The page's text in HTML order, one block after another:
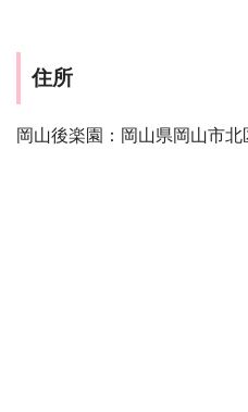
住所
岡山後楽園：岡山県岡山市